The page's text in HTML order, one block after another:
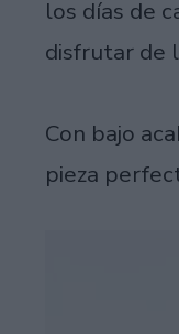
los días de
disfrutar de
Con bajo
pieza